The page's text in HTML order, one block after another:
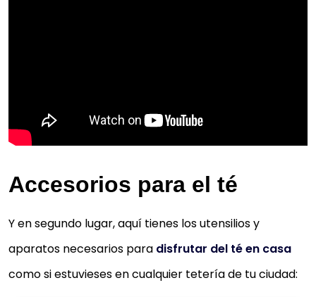
Accesorios para el té
Y en segundo lugar, aquí tienes los utensilios y
aparatos necesarios para disfrutar del té en casa
como si estuvieses en cualquier tetería de tu ciudad: